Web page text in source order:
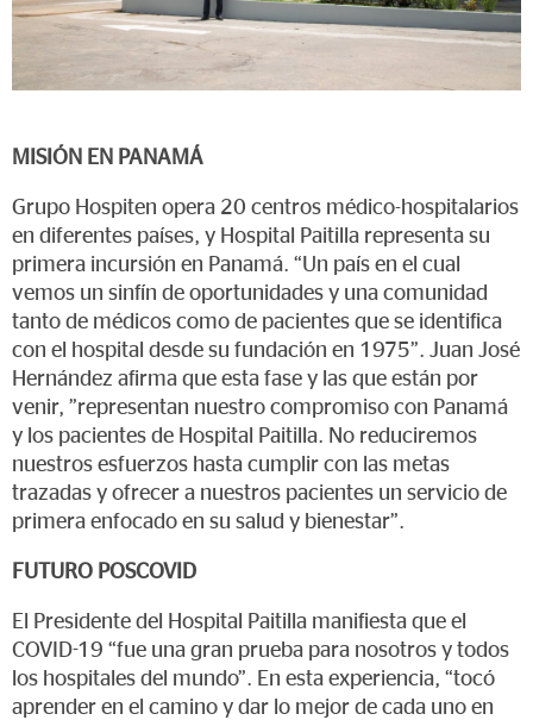
MISIÓN EN PANAMÁ
Grupo Hospiten opera 20 centros médico-hospitalarios
en diferentes países, y Hospital Paitilla representa su
primera incursión en Panamá. “Un país en el cual
vemos un sinfín de oportunidades y una comunidad
tanto de médicos como de pacientes que se identifica
con el hospital desde su fundación en 1975”. Juan José
Hernández afirma que esta fase y las que están por
venir, ”representan nuestro compromiso con Panamá
y los pacientes de Hospital Paitilla. No reduciremos
nuestros esfuerzos hasta cumplir con las metas
trazadas y ofrecer a nuestros pacientes un servicio de
primera enfocado en su salud y bienestar”.
FUTURO POSCOVID
El Presidente del Hospital Paitilla manifiesta que el
COVID-19 “fue una gran prueba para nosotros y todos
los hospitales del mundo”. En esta experiencia, “tocó
aprender en el camino y dar lo mejor de cada uno en